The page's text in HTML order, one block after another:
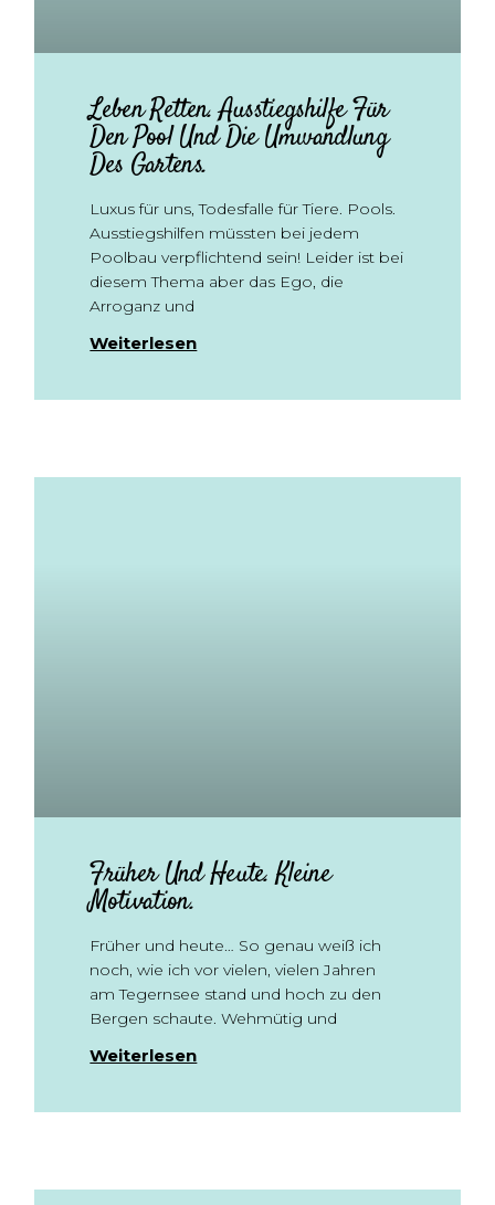
Leben Retten. Ausstiegshilfe Für
Den Pool Und Die Umwandlung
Des Gartens.
Luxus für uns, Todesfalle für Tiere. Pools.
Ausstiegshilfen müssten bei jedem
Poolbau verpflichtend sein! Leider ist bei
diesem Thema aber das Ego, die
Arroganz und
Weiterlesen
Früher Und Heute. Kleine
Motivation.
Früher und heute… So genau weiß ich
noch, wie ich vor vielen, vielen Jahren
am Tegernsee stand und hoch zu den
Bergen schaute. Wehmütig und
Weiterlesen